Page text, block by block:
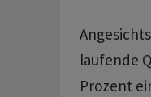
laufende
Prozent